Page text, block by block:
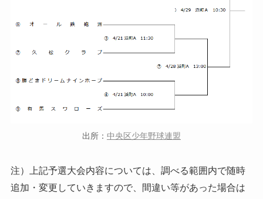
出所： 中央区少年野球連盟
注）上記予選大会内容については、調べる範囲内で随時
追加・変更していきますので、間違い等があった場合は